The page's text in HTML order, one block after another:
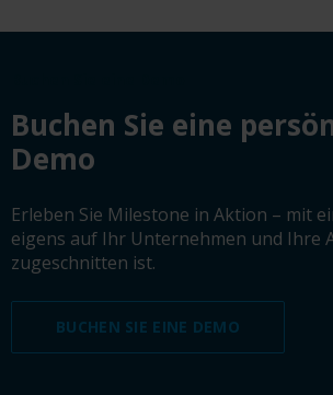
Buchen Sie eine
Demo
Erleben Sie Milestone in Aktion – mit
eigens auf Ihr Unternehmen und Ihre
zugeschnitten ist.
BUCHEN SIE EINE DEMO